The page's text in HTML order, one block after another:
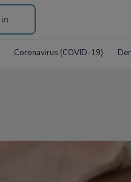
Coronavirus (COVID-19)